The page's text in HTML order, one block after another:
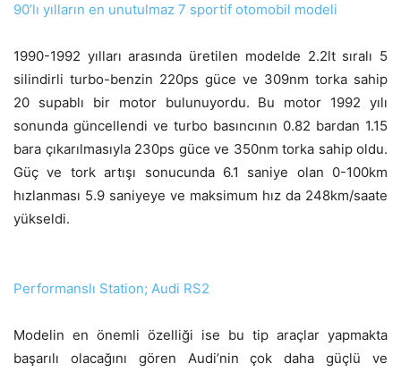
90’lı yılların en unutulmaz 7 sportif otomobil modeli
1990-1992 yılları arasında üretilen modelde 2.2lt sıralı 5
silindirli turbo-benzin 220ps güce ve 309nm torka sahip
20 supablı bir motor bulunuyordu. Bu motor 1992 yılı
sonunda güncellendi ve turbo basıncının 0.82 bardan 1.15
bara çıkarılmasıyla 230ps güce ve 350nm torka sahip oldu.
Güç ve tork artışı sonucunda 6.1 saniye olan 0-100km
hızlanması 5.9 saniyeye ve maksimum hız da 248km/saate
yükseldi.
Performanslı Station; Audi RS2
Modelin en önemli özelliği ise bu tip araçlar yapmakta
başarılı olacağını gören Audi’nin çok daha güçlü ve